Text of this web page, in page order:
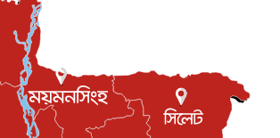
টোয়েন্টি ইতিহাসের সর্বোচ্চ রানের মালিক এখন জস বাটলার
কেটেছে শৈশব, আজ মুম্বাইয়ে দুই বাড়ির মালিক
৬ আগস্ট, ২০২৬
বসবাসরত জাতীয়তাবাদী কুলাউড়াবাসীর মত বিনিময়